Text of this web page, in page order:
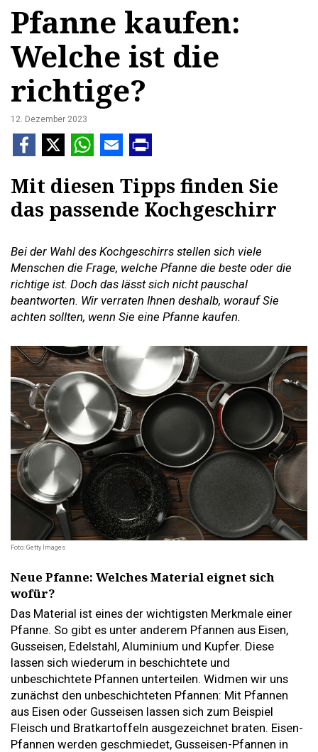
Pfanne kaufen:
Welche ist die
richtige?
12. Dezember 2023
Mit diesen Tipps finden Sie
das passende Kochgeschirr
Bei der Wahl des Kochgeschirrs stellen sich viele
Menschen die Frage, welche Pfanne die beste oder die
richtige ist. Doch das lässt sich nicht pauschal
beantworten. Wir verraten Ihnen deshalb, worauf Sie
achten sollten, wenn Sie eine Pfanne kaufen.
Foto: Getty Images
Neue Pfanne: Welches Material eignet sich
wofür?
Das Material ist eines der wichtigsten Merkmale einer
Pfanne. So gibt es unter anderem Pfannen aus Eisen,
Gusseisen, Edelstahl, Aluminium und Kupfer. Diese
lassen sich wiederum in beschichtete und
unbeschichtete Pfannen unterteilen. Widmen wir uns
zunächst den unbeschichteten Pfannen: Mit Pfannen
aus Eisen oder Gusseisen lassen sich zum Beispiel
Fleisch und Bratkartoffeln ausgezeichnet braten. Eisen-
Pfannen werden geschmiedet, Gusseisen-Pfannen in